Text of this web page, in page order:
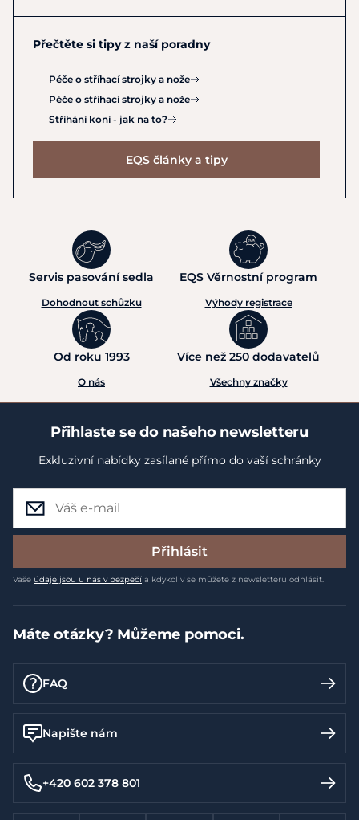
Přečtěte si tipy z naší poradny
Péče o stříhací strojky a nože
Péče o stříhací strojky a nože
Stříhání koní - jak na to?
EQS články a tipy
Servis pasování sedla
Dohodnout schůzku
EQS Věrnostní program
Výhody registrace
Od roku 1993
O nás
Více než 250 dodavatelů
Všechny značky
Přihlaste se do našeho newsletteru
Exkluzivní nabídky zasílané přímo do vaší schránky
Přihlásit
Vaše údaje jsou u nás v bezpečí a kdykoliv se můžete z newsletteru odhlásit.
Máte otázky? Můžeme pomoci.
FAQ
Napište nám
+420 602 378 801